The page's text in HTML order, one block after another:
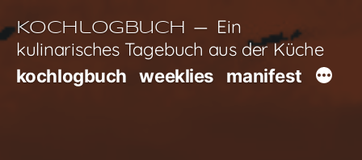
Inhalt
springen
Kochlogbuch
Ein
kulinarisches Tagebuch aus der Küche
kochlogbuch weeklies manifest